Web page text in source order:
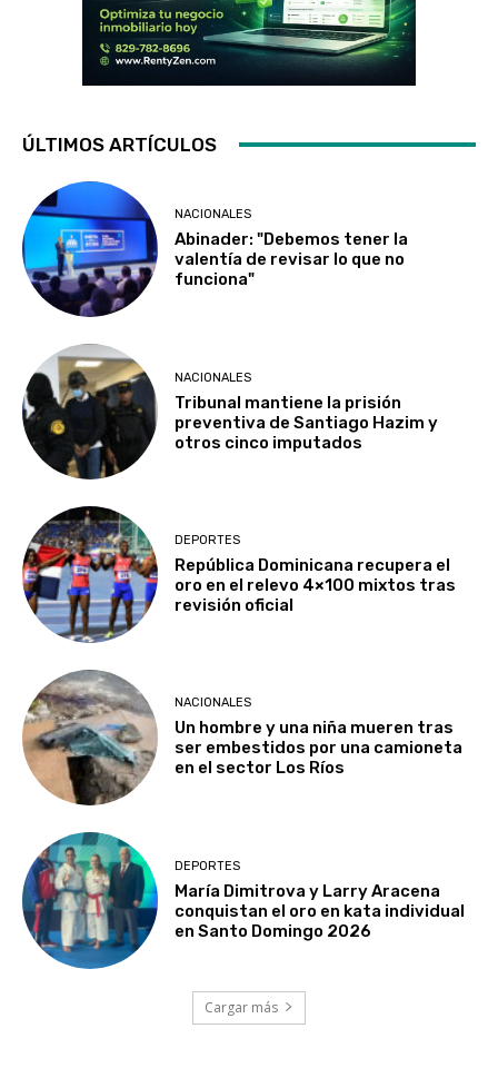
ÚLTIMOS ARTÍCULOS
NACIONALES
Abinader: "Debemos tener la
valentía de revisar lo que no
funciona"
NACIONALES
Tribunal mantiene la prisión
preventiva de Santiago Hazim y
otros cinco imputados
DEPORTES
República Dominicana recupera el
oro en el relevo 4×100 mixtos tras
revisión oficial
NACIONALES
Un hombre y una niña mueren tras
ser embestidos por una camioneta
en el sector Los Ríos
DEPORTES
María Dimitrova y Larry Aracena
conquistan el oro en kata individual
en Santo Domingo 2026
Cargar más